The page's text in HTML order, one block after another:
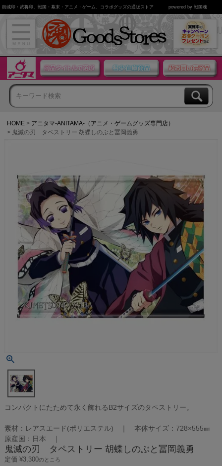
御城印・武将印、戦国・幕末・アニメ・ゲーム、コラボグッズの通販ストア powered by 戦国魂
HOME
アニタマ-ANITAMA-（アニメ・ゲームグッズ専門店）
鬼滅の刃 タペストリー 胡蝶しのぶと冨岡義勇
コンパクトにたためて永く飾れるB2サイズのタペストリー。
素材：レアスエード(ポリエステル) ｜ 本体サイズ：728×555㎜
原産国：日本 ｜
鬼滅の刃 タペストリー 胡蝶しのぶと冨岡義勇
定価 ¥3,300のところ